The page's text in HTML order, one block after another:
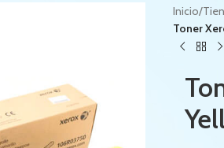
Inicio/
Toner